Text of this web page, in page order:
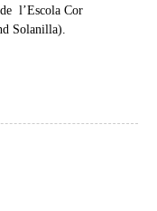
l’Escola Cor
Solanilla).